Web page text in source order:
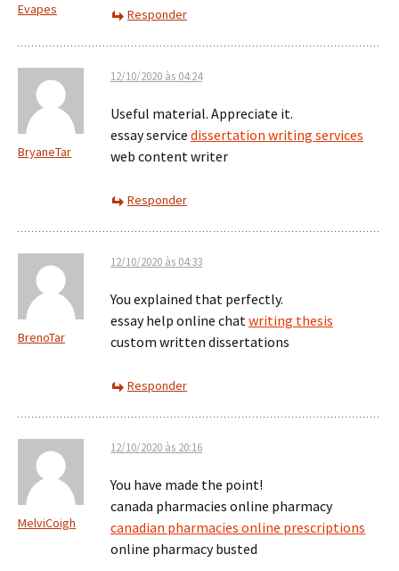
Evapes Responder
BryaneTar
12/10/2020 às 04:24
Useful material. Appreciate it.
essay service dissertation writing services
web content writer
Responder
BrenoTar
12/10/2020 às 04:33
You explained that perfectly.
essay help online chatwriting thesis
custom written dissertations
Responder
MelviCoigh
12/10/2020 às 20:16
You have made the point!
canada pharmacies online pharmacy
canadian pharmacies online prescriptions
online pharmacy busted